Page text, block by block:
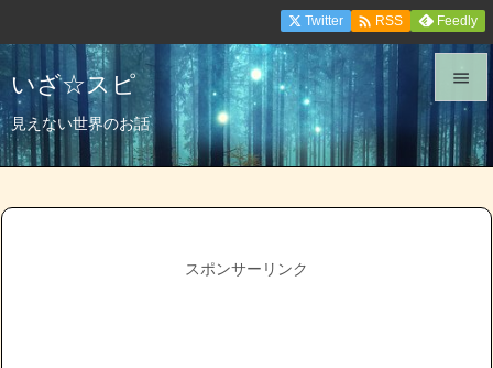
いざ☆スピ
見えない世界のお話


メニュ
サイド
Twitter  RSS Feedly
スポンサーリンク